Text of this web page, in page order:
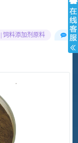
饲料添加剂原料